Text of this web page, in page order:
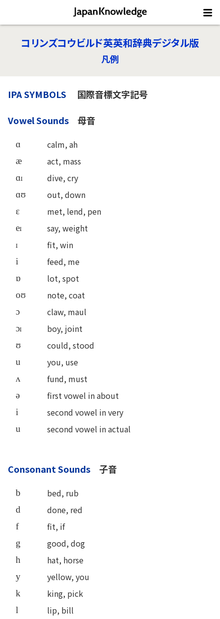
コリンズコウビルド英英和辞典デジタル版
凡例
IPA SYMBOLS 国際音標文字記号
Vowel Sounds 母音
ɑ calm, ah
æ act, mass
ɑ dive, cry
ɑʊ out, down
ε met, lend, pen
e
say, weight
fit, win
i feed, me
ɒ lot, spot
oʊ note, coat
ɔ claw, maul
ɔ boy, joint
ʊ could, stood
u you, use
ʌ fund, must
ə first vowel in about
i second vowel in very
u second vowel in actual
Consonant Sounds 子音
b bed, rub
d done, red
f fit, if
g good, dog
h hat, horse
y yellow, you
k king, pick
l lip, bill